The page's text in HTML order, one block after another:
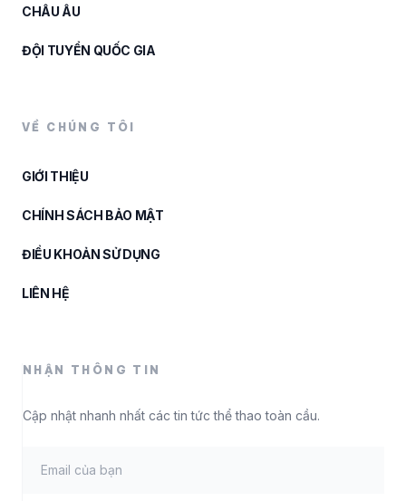
CHÂU ÂU
ĐỘI TUYỂN QUỐC GIA
VỀ CHÚNG TÔI
GIỚI THIỆU
CHÍNH SÁCH BẢO MẬT
ĐIỀU KHOẢN SỬ DỤNG
LIÊN HỆ
NHẬN THÔNG TIN
Cập nhật nhanh nhất các tin tức thể thao toàn cầu.